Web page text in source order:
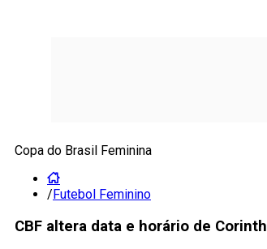
Copa do Brasil Feminina
/Futebol Feminino
CBF altera data e horário de